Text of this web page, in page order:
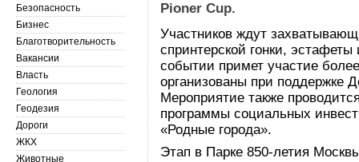
Pioner Cup.
Участников ждут
спринтерской гонки,
событии примет участие
организованы при поддержке
Мероприятие также
программы социальных
«Родные города».
Этап в Парке 850-летия
Безопасность
Бизнес
Благотворительность
Вакансии
Власть
Геология
Геодезия
Дороги
ЖКХ
Животные